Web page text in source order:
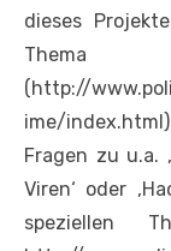
dieses
(http://
ime/
Fragen zu u.a.
Viren‘ oder
speziellen